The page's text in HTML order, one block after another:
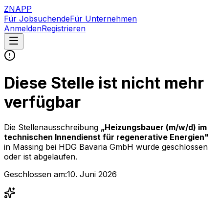
ZNAPP
Für JobsuchendeFür Unternehmen
AnmeldenRegistrieren
Diese Stelle ist nicht mehr
verfügbar
Die Stellenausschreibung „Heizungsbauer (m/w/d) im
technischen Innendienst für regenerative Energien"
in Massing bei HDG Bavaria GmbH wurde geschlossen
oder ist abgelaufen.
Geschlossen am:10. Juni 2026